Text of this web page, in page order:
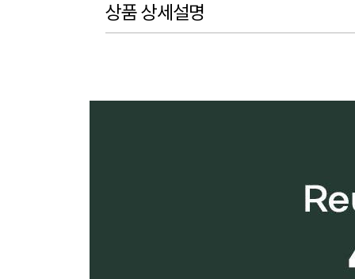
상품 상세설명